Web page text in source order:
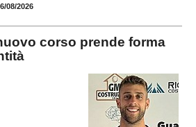
08/2026
corso prende forma